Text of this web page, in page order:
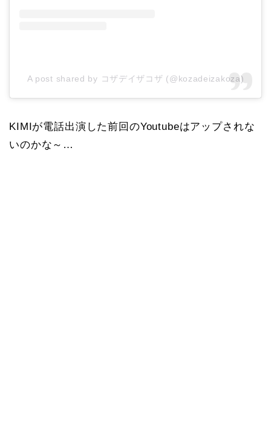
A post shared by コザデイザコザ (@kozadeizakoza)
KIMIが電話出演した前回のYoutubeはアップされな
いのかな～…